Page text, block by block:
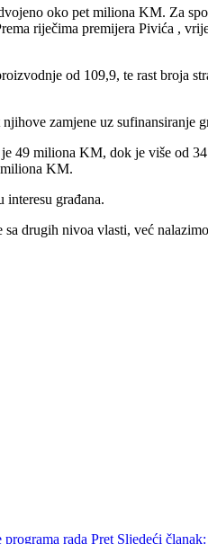
oko pet miliona KM. Za
riječima premijera Pivića ,
od 109,9, te rast broja
zamjene uz sufinansiranje
49 miliona KM, dok je više od
KM.
građana.
drugih nivoa vlasti, već
rada Pret Sljedeći